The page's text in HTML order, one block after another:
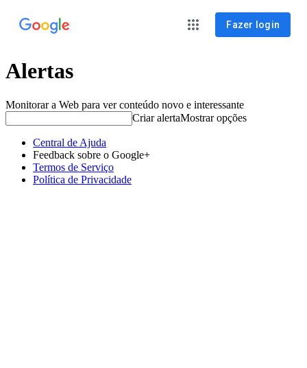
Fazer login
Alertas
Monitorar a Web para ver conteúdo novo e interessante
Criar alertaMostrar opções
Central de Ajuda
Feedback sobre o Google+
Termos de Serviço
Política de Privacidade